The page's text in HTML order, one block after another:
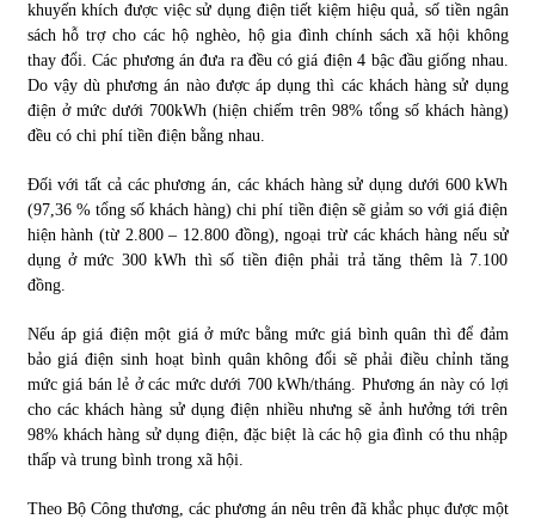
khuyến khích được việc sử dụng điện tiết kiệm hiệu quả, số tiền ngân
sách hỗ trợ cho các hộ nghèo, hộ gia đình chính sách xã hội không
thay đổi. Các phương án đưa ra đều có giá điện 4 bậc đầu giống nhau.
Do vậy dù phương án nào được áp dụng thì các khách hàng sử dụng
điện ở mức dưới 700kWh (hiện chiếm trên 98% tổng số khách hàng)
đều có chi phí tiền điện bằng nhau.
Đối với tất cả các phương án, các khách hàng sử dụng dưới 600 kWh
(97,36 % tổng số khách hàng) chi phí tiền điện sẽ giảm so với giá điện
hiện hành (từ 2.800 – 12.800 đồng), ngoại trừ các khách hàng nếu sử
dụng ở mức 300 kWh thì số tiền điện phải trả tăng thêm là 7.100
đồng.
Nếu áp giá điện một giá ở mức bằng mức giá bình quân thì để đảm
bảo giá điện sinh hoạt bình quân không đổi sẽ phải điều chỉnh tăng
mức giá bán lẻ ở các mức dưới 700 kWh/tháng. Phương án này có lợi
cho các khách hàng sử dụng điện nhiều nhưng sẽ ảnh hưởng tới trên
98% khách hàng sử dụng điện, đặc biệt là các hộ gia đình có thu nhập
thấp và trung bình trong xã hội.
Theo Bộ Công thương, các phương án nêu trên đã khắc phục được một